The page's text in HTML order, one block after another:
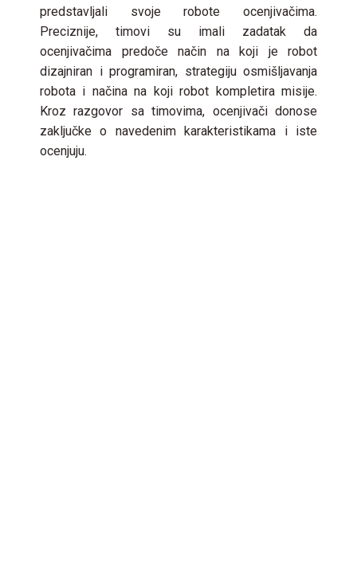
predstavljali svoje robote ocenjivačima.
Preciznije, timovi su imali zadatak da
ocenjivačima predoče način na koji je robot
dizajniran i programiran, strategiju osmišljavanja
robota i načina na koji robot kompletira misije.
Kroz razgovor sa timovima, ocenjivači donose
zaključke o navedenim karakteristikama i iste
ocenjuju.